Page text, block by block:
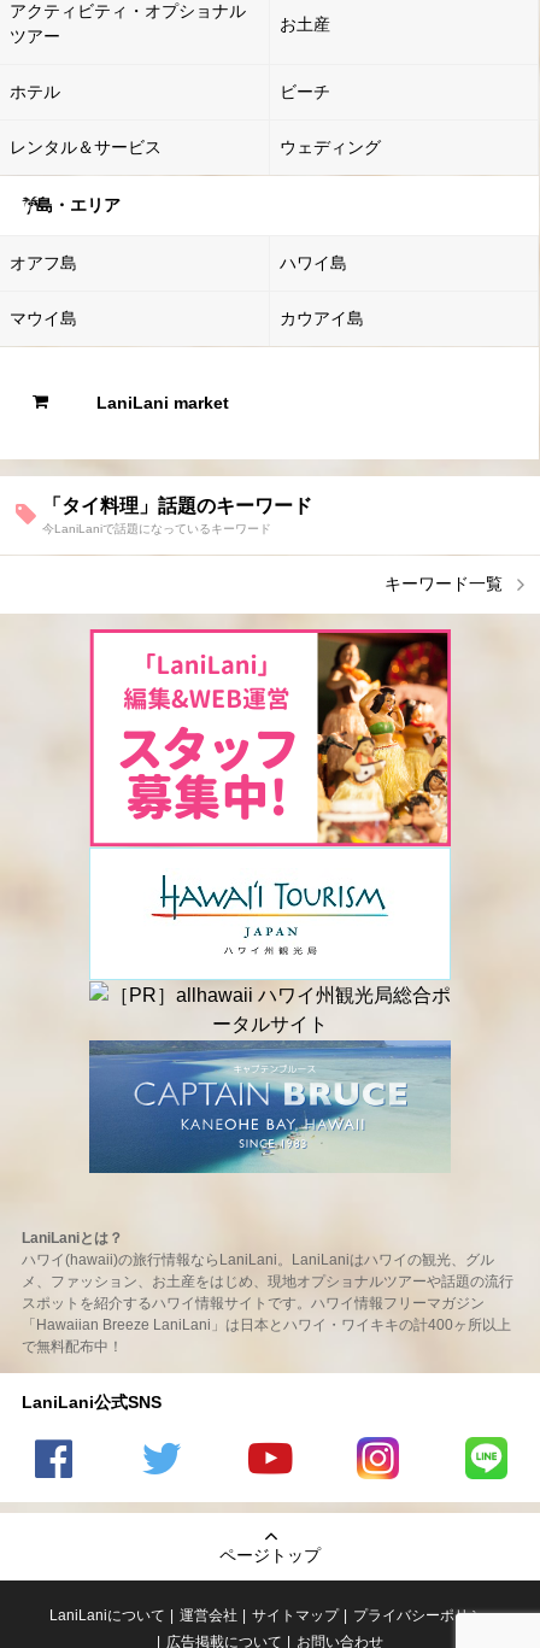
アクティビティ・オプショナル
ツアー
お土産
ホテル ビーチ
レンタル＆サービス ウェディング
島・エリア
オアフ島 ハワイ島
マウイ島 カウアイ島
LaniLani market
「タイ料理」話題のキーワード
今LaniLaniで話題になっているキーワード
キーワード一覧
LaniLaniとは？
ハワイ(hawaii)の旅行情報ならLaniLani。LaniLaniはハワイの観光、グル
メ、ファッション、お土産をはじめ、現地オプショナルツアーや話題の流行
スポットを紹介するハワイ情報サイトです。ハワイ情報フリーマガジン
「Hawaiian Breeze LaniLani」は日本とハワイ・ワイキキの計400ヶ所以上
で無料配布中！
LaniLani公式SNS
の
のtwitter
の
Youtube
チャンネ
LaniLani
LaniLani
ページトップ
LaniLaniについて 運営会社 サイトマップ
プライバシーポリシー
広告掲載について
お問い合わせ